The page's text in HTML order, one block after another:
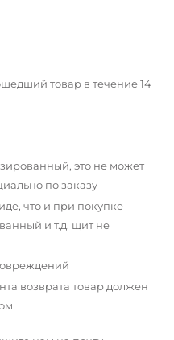
товар в течение 14
это не может
по заказу
что и при покупке
и т.д. щит не
возврата товар должен